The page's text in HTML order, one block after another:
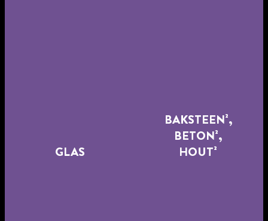
GLAS
BAKSTEEN²,
BETON²,
HOUT²